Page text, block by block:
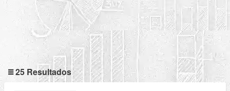
25 Resultados